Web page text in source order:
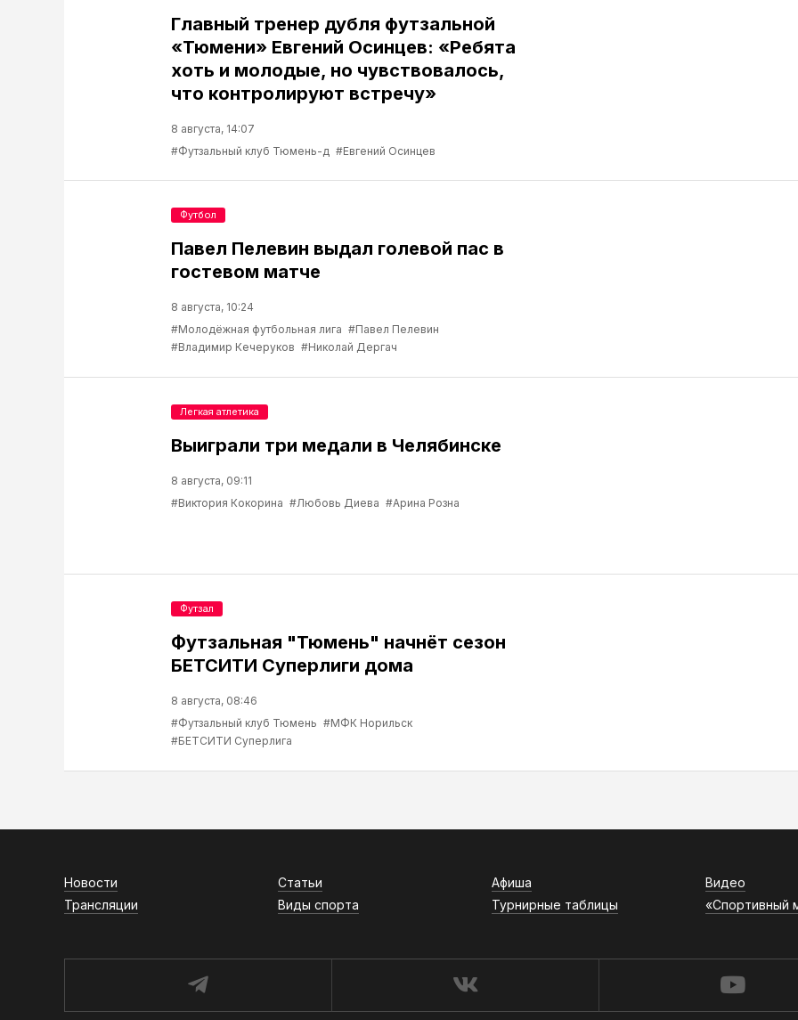
Главный тренер дубля футзальной
«Тюмени» Евгений Осинцев: «Ребята
хоть и молодые, но чувствовалось,
что контролируют встречу»
8 августа, 14:07
#Футзальный клуб Тюмень-д #Евгений Осинцев
Павел Пелевин выдал голевой пас в
гостевом матче
8 августа, 10:24
#Молодёжная футбольная лига #Павел Пелевин
#Владимир Кечеруков #Николай Дергач
Футбол
Выиграли три медали в Челябинске
8 августа, 09:11
#Виктория Кокорина #Любовь Диева #Арина Розна
Легкая атлетика
Футзальная "Тюмень" начнёт сезон
БЕТСИТИ Суперлиги дома
8 августа, 08:46
#Футзальный клуб Тюмень #МФК Норильск
#БЕТСИТИ Суперлига
Футзал
Новости Статьи Афиша Видео
Трансляции
Виды спорта Турнирные таблицы «Спортивный